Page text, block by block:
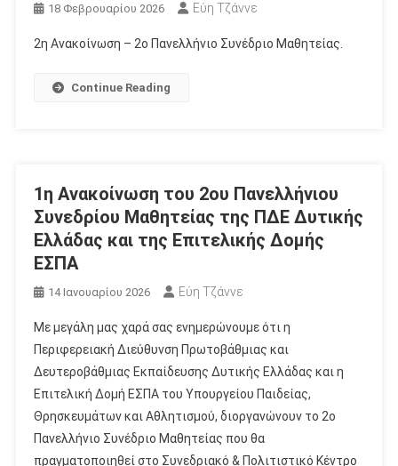
18 Φεβρουαρίου 2026 Εύη Τζάννε
2η Ανακοίνωση – 2ο Πανελλήνιο Συνέδριο Μαθητείας.
Continue Reading
1η Ανακοίνωση του 2ου Πανελλήνιου
Συνεδρίου Μαθητείας της ΠΔΕ Δυτικής
Ελλάδας και της Επιτελικής Δομής
ΕΣΠΑ
14 Ιανουαρίου 2026 Εύη Τζάννε
Με μεγάλη μας χαρά σας ενημερώνουμε ότι η
Περιφερειακή Διεύθυνση Πρωτοβάθμιας και
Δευτεροβάθμιας Εκπαίδευσης Δυτικής Ελλάδας και η
Επιτελική Δομή ΕΣΠΑ του Υπουργείου Παιδείας,
Θρησκευμάτων και Αθλητισμού, διοργανώνουν το 2ο
Πανελλήνιο Συνέδριο Μαθητείας που θα
πραγματοποιηθεί στο Συνεδριακό & Πολιτιστικό Κέντρο